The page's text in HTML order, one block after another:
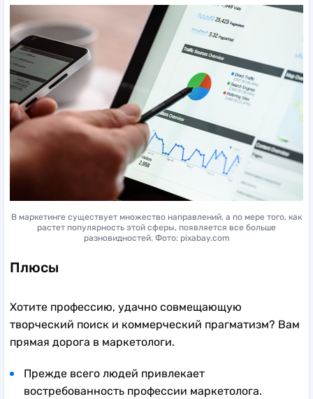
В маркетинге существует множество направлений, а по мере того, как
растет популярность этой сферы, появляется все больше
разновидностей. Фото: pixabay.com
Плюсы
Хотите профессию, удачно совмещающую
творческий поиск и коммерческий прагматизм? Вам
прямая дорога в маркетологи.
Прежде всего людей привлекает
востребованность профессии маркетолога.